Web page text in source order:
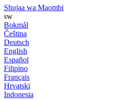
Shujaa wa Maombi
sw
Bokmål
Čeština
Deutsch
English
Español
Filipino
Français
Hrvatski
Indonesia